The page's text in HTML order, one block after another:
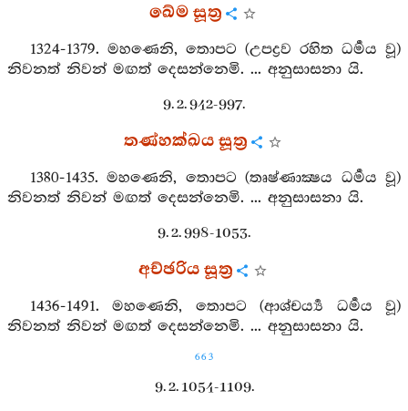
ඛේම සූත්‍ර
1324-1379. මහණෙනි, තොපට (උපද්‍රව රහිත ධර්‍මය වූ)
නිවනත් නිවන් මඟත් දෙසන්නෙමි. ... අනුසාසනා යි.
9. 2. 942-997.
තණ්හක්ඛය සූත්‍ර
1380-1435. මහණෙනි, තොපට (තෘෂ්ණාක්‍ෂය ධර්‍මය වූ)
නිවනත් නිවන් මඟත් දෙසන්නෙමි. ... අනුසාසනා යි.
9. 2. 998-1053.
අච්ඡරිය සූත්‍ර
1436-1491. මහණෙනි, තොපට (ආශ‍්චර්‍ය්‍ය ධර්‍මය වූ)
නිවනත් නිවන් මඟත් දෙසන්නෙමි. ... අනුසාසනා යි.
663
9. 2. 1054-1109.